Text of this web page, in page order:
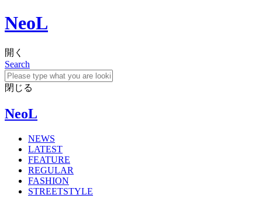
NeoL
開く
Search
閉じる
NeoL
NEWS
LATEST
FEATURE
REGULAR
FASHION
STREETSTYLE